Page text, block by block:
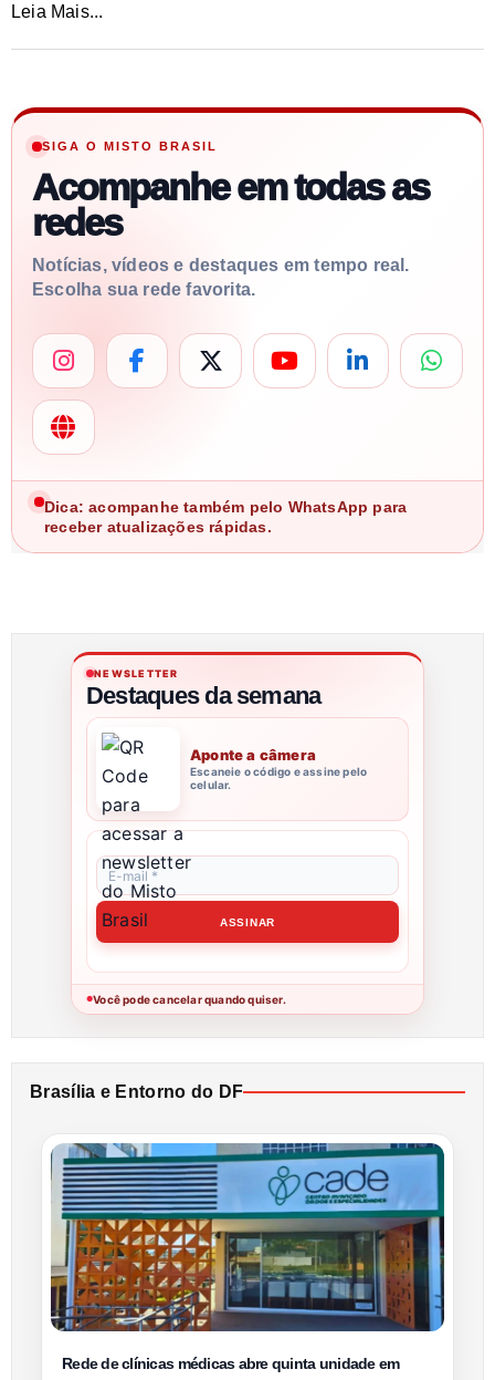
Leia Mais...
SIGA O MISTO BRASIL
Acompanhe em todas as
redes
Notícias, vídeos e destaques em tempo real.
Escolha sua rede favorita.
Dica: acompanhe também pelo WhatsApp para
receber atualizações rápidas.
NEWSLETTER
Destaques da semana
Aponte a câmera
Escaneie o código e assine pelo
celular.
●Você pode cancelar quando quiser.
Brasília e Entorno do DF
Rede de clínicas médicas abre quinta unidade em